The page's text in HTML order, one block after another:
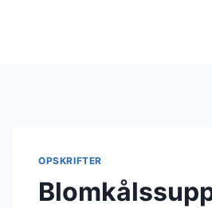
OPSKRIFTER